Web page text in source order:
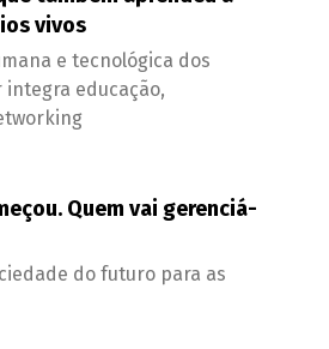
vivos
e tecnológica dos
educação,
Quem vai gerenciá-
do futuro para as